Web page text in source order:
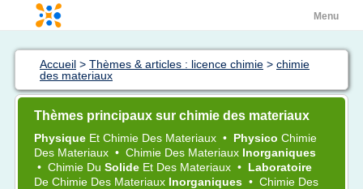
Menu
Accueil > Thèmes & articles : licence chimie > chimie
des materiaux
Thèmes principaux sur chimie des materiaux
Physique Et Chimie Des Materiaux • Physico Chimie
Des Materiaux • Chimie Des Materiaux Inorganiques
• Chimie Du Solide Et Des Materiaux • Laboratoire
De Chimie Des Materiaux Inorganiques • Chimie Des